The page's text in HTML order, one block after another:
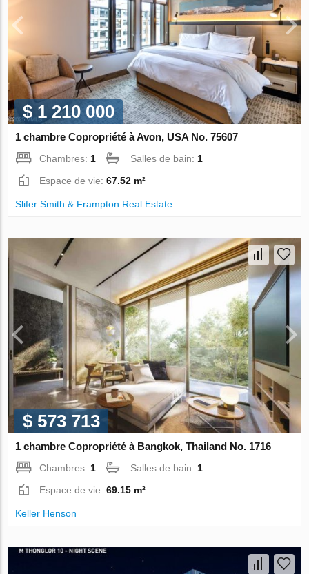
$ 1 210 000
1 chambre Copropriété à Avon, USA No. 75607
Chambres: 1 Salles de bain: 1
Espace de vie:67.52 m²
Slifer Smith & Frampton Real Estate
$ 573 713
1 chambre Copropriété à Bangkok, Thailand No. 1716
Chambres: 1 Salles de bain: 1
Espace de vie:69.15 m²
Keller Henson